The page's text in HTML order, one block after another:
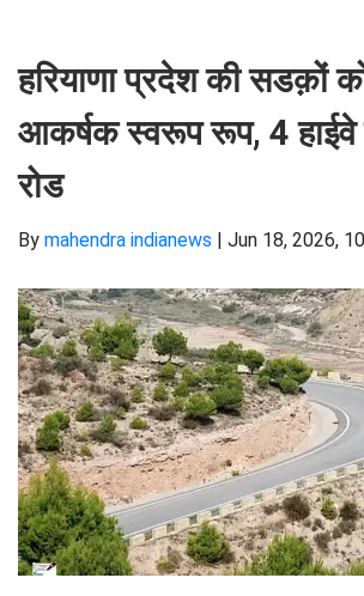
हरियाणा प्रदेश की सडक़ों
आकर्षक स्वरूप रूप, 4 हाईवे
रोड
By mahendra indianews | Jun 18, 2026,